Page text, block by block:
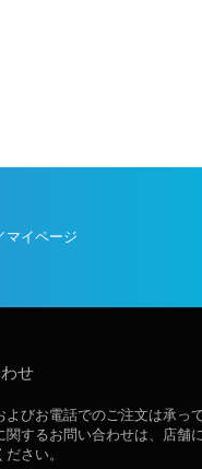
マイページ
せ
びお電話でのご注文は承っ
関するお問い合わせは、店舗
さい。